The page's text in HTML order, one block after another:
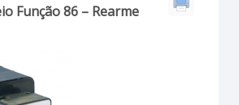
Função 86 – Rearme